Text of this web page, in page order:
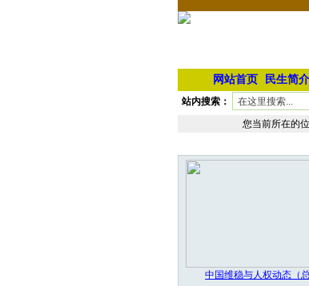
网站首页 民生简介
站内搜索：
您当前所在的位
中国维稳与人权动态（总